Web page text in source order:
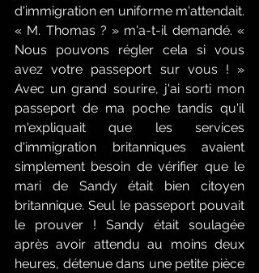
d'immigration en uniforme m'attendait.
« M. Thomas ? » m'a-t-il demandé. «
Nous pouvons régler cela si vous
avez votre passeport sur vous ! »
Avec un grand sourire, j'ai sorti mon
passeport de ma poche tandis qu'il
m'expliquait que les services
d'immigration britanniques avaient
simplement besoin de vérifier que le
mari de Sandy était bien citoyen
britannique. Seul le passeport pouvait
le prouver ! Sandy était soulagée
après avoir attendu au moins deux
heures, détenue dans une petite pièce